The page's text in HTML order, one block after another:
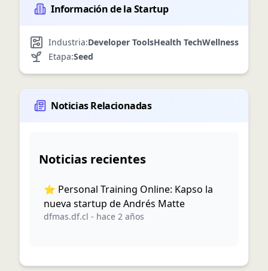
Información de la Startup
Industria:Developer ToolsHealth TechWellness
Etapa:Seed
Noticias Relacionadas
Noticias recientes
⭐️ Personal Training Online: Kapso la
nueva startup de Andrés Matte
dfmas.df.cl - hace 2 años